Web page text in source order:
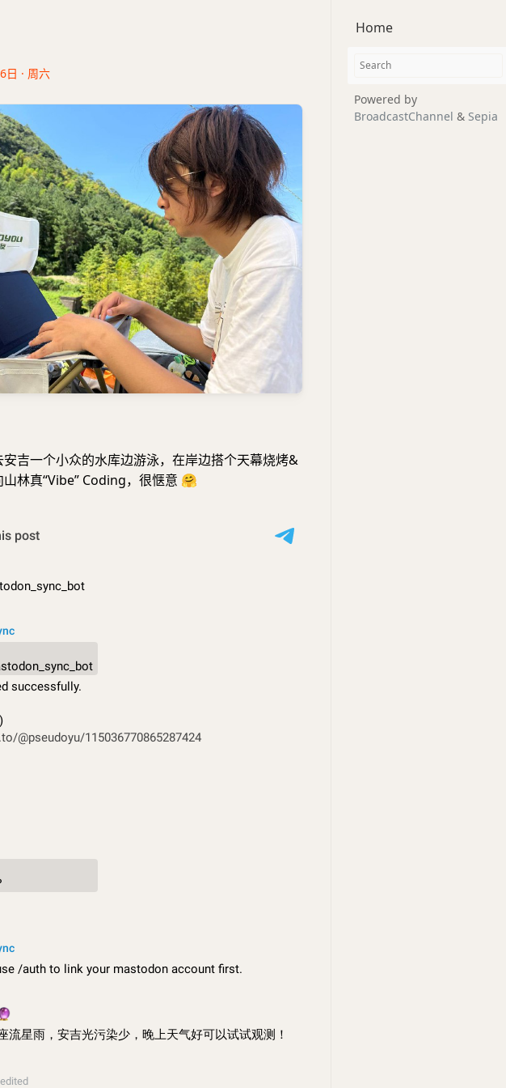
日 · 周六
吉一个小众的水库边游泳，在岸边搭个天幕烧烤&
林真“Vibe” Coding，很惬意 🤗
Home
Powered by
BroadcastChannel & Sepia